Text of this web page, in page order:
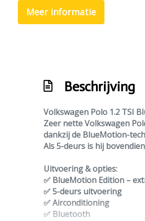
Meer informatie
Beschrijving
Volkswagen Polo 1.2 TSI
Zeer netteVolkswagen
dankzij de BlueMotion-
Als 5-deurs is hij
Uitvoering & opties:
✅ BlueMotion Edition –
✅ 5-deurs uitvoering
✅ Airconditioning
✅ Bluetooth